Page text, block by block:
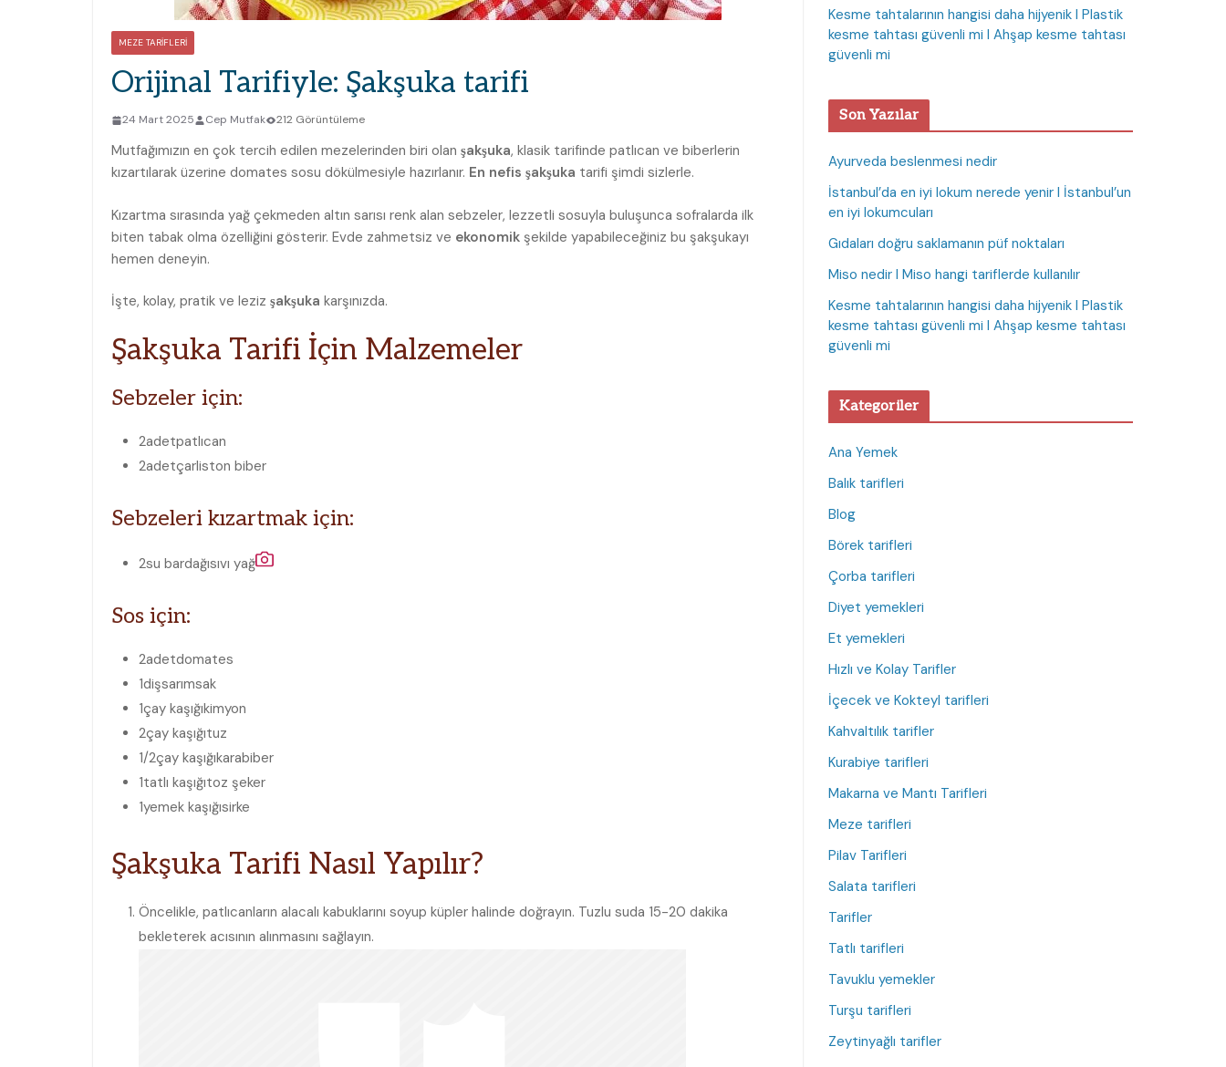
MEZE TARIFLERI
Orijinal Tarifiyle: Şakşuka tarifi
24 Mart 2025 Cep Mutfak 212 Görüntüleme
Mutfağımızın en çok tercih edilen mezelerinden biri olan şakşuka, klasik tarifinde patlıcan ve biberlerin
kızartılarak üzerine domates sosu dökülmesiyle hazırlanır. En nefis şakşuka tarifi şimdi sizlerle.
Kızartma sırasında yağ çekmeden altın sarısı renk alan sebzeler, lezzetli sosuyla buluşunca sofralarda ilk
biten tabak olma özelliğini gösterir. Evde zahmetsiz ve ekonomik şekilde yapabileceğiniz bu şakşukayı
hemen deneyin.
İşte, kolay, pratik ve leziz şakşuka karşınızda.
Şakşuka Tarifi İçin Malzemeler
Sebzeler için:
2adetpatlıcan
2adetçarliston biber
Sebzeleri kızartmak için:
2su bardağısıvı yağ
Sos için:
2adetdomates
1dişsarımsak
1çay kaşığıkimyon
2çay kaşığıtuz
1/2çay kaşığıkarabiber
1tatlı kaşığıtoz şeker
1yemek kaşığısirke
Şakşuka Tarifi Nasıl Yapılır?
Öncelikle, patlıcanların alacalı kabuklarını soyup küpler halinde doğrayın. Tuzlu suda 15-20 dakika
bekleterek acısının alınmasını sağlayın.
Kesme tahtalarının hangisi daha hijyenik I Plastik
kesme tahtası güvenli mi I Ahşap kesme tahtası
güvenli mi
Son Yazılar
Ayurveda beslenmesi nedir
İstanbul’da en iyi lokum nerede yenir I İstanbul’un
en iyi lokumcuları
Gıdaları doğru saklamanın püf noktaları
Miso nedir I Miso hangi tariflerde kullanılır
Kesme tahtalarının hangisi daha hijyenik I Plastik
kesme tahtası güvenli mi I Ahşap kesme tahtası
güvenli mi
Kategoriler
Ana Yemek
Balık tarifleri
Blog
Börek tarifleri
Çorba tarifleri
Diyet yemekleri
Et yemekleri
Hızlı ve Kolay Tarifler
İçecek ve Kokteyl tarifleri
Kahvaltılık tarifler
Kurabiye tarifleri
Makarna ve Mantı Tarifleri
Meze tarifleri
Pilav Tarifleri
Salata tarifleri
Tarifler
Tatlı tarifleri
Tavuklu yemekler
Turşu tarifleri
Zeytinyağlı tarifler